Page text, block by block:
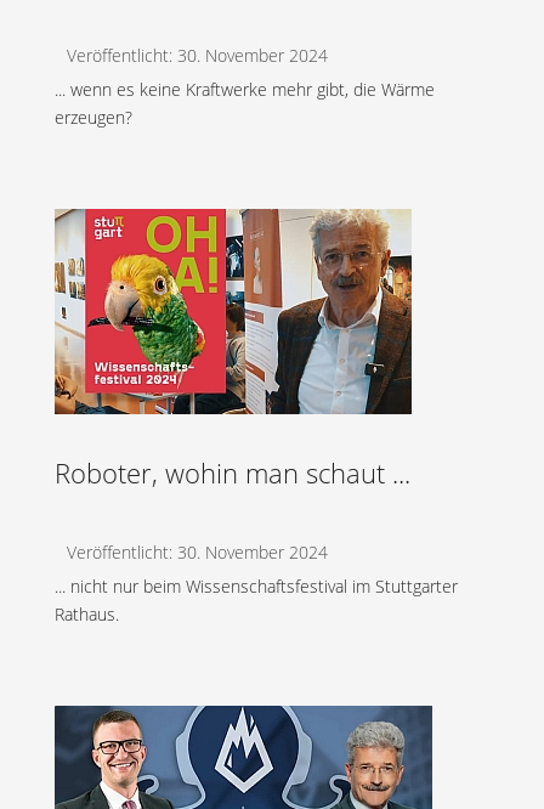
Veröffentlicht: 30. November 2024
... wenn es keine Kraftwerke mehr gibt, die Wärme
erzeugen?
Roboter, wohin man schaut ...
Veröffentlicht: 30. November 2024
... nicht nur beim Wissenschaftsfestival im Stuttgarter
Rathaus.